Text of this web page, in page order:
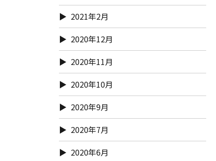
2021年2月
2020年12月
2020年11月
2020年10月
2020年9月
2020年7月
2020年6月